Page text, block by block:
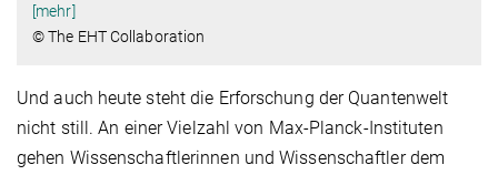
[mehr]
© The EHT Collaboration
Und auch heute steht die Erforschung der Quantenwelt
nicht still. An einer Vielzahl von Max-Planck-Instituten
gehen Wissenschaftlerinnen und Wissenschaftler dem